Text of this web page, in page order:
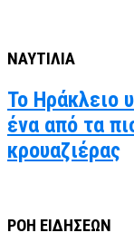
ΝΑΥΤΙΛΙΑ
Το Ηράκλειο
ένα από τα
κρουαζιέρας
ΡΟΗ ΕΙΔΗΣΕΩΝ